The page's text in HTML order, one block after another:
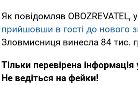
Як повідомляв OBOZREVATEL,
прийшовши в гості до нового
Зловмисниця винесла 84 тис.
Тільки перевірена
Не ведіться на фейки!